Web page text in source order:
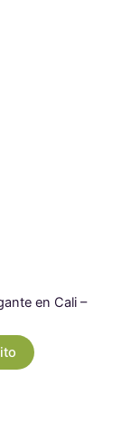
en Cali –